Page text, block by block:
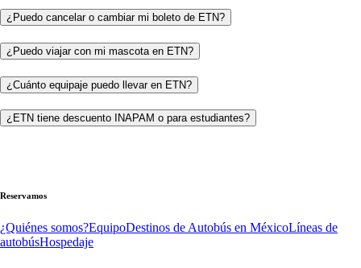
¿Puedo cancelar o cambiar mi boleto de ETN?
¿Puedo viajar con mi mascota en ETN?
¿Cuánto equipaje puedo llevar en ETN?
¿ETN tiene descuento INAPAM o para estudiantes?
Reservamos
¿Quiénes somos?EquipoDestinos de Autobús en MéxicoLíneas de
autobúsHospedaje